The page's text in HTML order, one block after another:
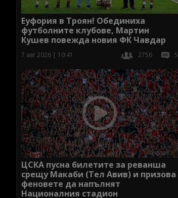
Еуфория в Троян! Обединиха
футболните клубове, Мартин
Кушев повежда новия ФК Чавдар
7 авг 2026 | 10:41 2756 5
ЦСКА пусна билетите за реванша
срещу Макаби (Тел Авив) и призова
феновете да напълнят
Националния стадион